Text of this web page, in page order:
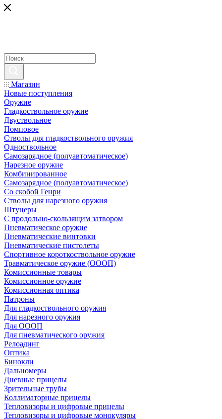
Магазин
Новые поступления
Оружие
Гладкоствольное оружие
Двуствольное
Помповое
Стволы для гладкоствольного оружия
Одноствольное
Самозарядное (полуавтоматическое)
Нарезное оружие
Комбинированное
Самозарядное (полуавтоматическое)
Со скобой Генри
Стволы для нарезного оружия
Штуцеры
С продольно-скользящим затвором
Пневматическое оружие
Пневматические винтовки
Пневматические пистолеты
Спортивное короткоствольное оружие
Травматическое оружие (ОООП)
Комиссионные товары
Комиссионное оружие
Комиссионная оптика
Патроны
Для гладкоствольного оружия
Для нарезного оружия
Для ОООП
Для пневматического оружия
Релоадинг
Оптика
Бинокли
Дальномеры
Дневные прицелы
Зрительные трубы
Коллиматорные прицелы
Тепловизоры и цифровые прицелы
Тепловизоры и цифровые монокуляры